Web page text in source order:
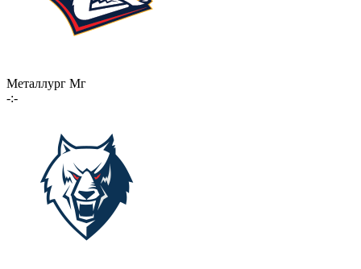
Металлург Мг
-:-